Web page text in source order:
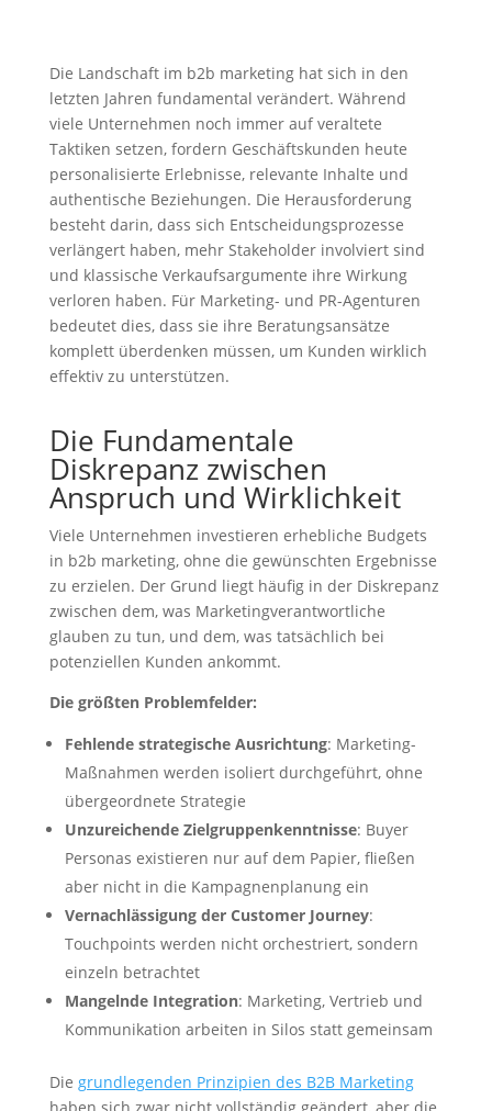
Die Landschaft im b2b marketing hat sich in den
letzten Jahren fundamental verändert. Während
viele Unternehmen noch immer auf veraltete
Taktiken setzen, fordern Geschäftskunden heute
personalisierte Erlebnisse, relevante Inhalte und
authentische Beziehungen. Die Herausforderung
besteht darin, dass sich Entscheidungsprozesse
verlängert haben, mehr Stakeholder involviert sind
und klassische Verkaufsargumente ihre Wirkung
verloren haben. Für Marketing- und PR-Agenturen
bedeutet dies, dass sie ihre Beratungsansätze
komplett überdenken müssen, um Kunden wirklich
effektiv zu unterstützen.
Die Fundamentale
Diskrepanz zwischen
Anspruch und Wirklichkeit
Viele Unternehmen investieren erhebliche Budgets
in b2b marketing, ohne die gewünschten Ergebnisse
zu erzielen. Der Grund liegt häufig in der Diskrepanz
zwischen dem, was Marketingverantwortliche
glauben zu tun, und dem, was tatsächlich bei
potenziellen Kunden ankommt.
Die größten Problemfelder:
Fehlende strategische Ausrichtung: Marketing-
Maßnahmen werden isoliert durchgeführt, ohne
übergeordnete Strategie
Unzureichende Zielgruppenkenntnisse: Buyer
Personas existieren nur auf dem Papier, fließen
aber nicht in die Kampagnenplanung ein
Vernachlässigung der Customer Journey:
Touchpoints werden nicht orchestriert, sondern
einzeln betrachtet
Mangelnde Integration: Marketing, Vertrieb und
Kommunikation arbeiten in Silos statt gemeinsam
Die grundlegenden Prinzipien des B2B Marketing